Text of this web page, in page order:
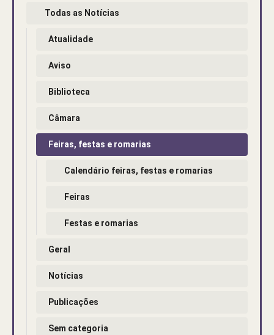
Todas as Notícias
Atualidade
Aviso
Biblioteca
Câmara
Feiras, festas e romarias
Calendário feiras, festas e romarias
Feiras
Festas e romarias
Geral
Notícias
Publicações
Sem categoria